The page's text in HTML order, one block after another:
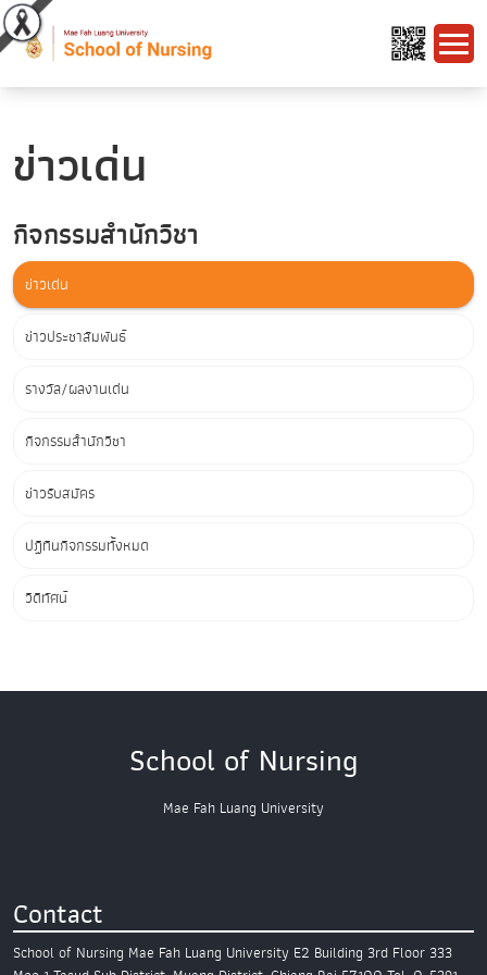
ข่าวเด่น
กิจกรรมสำนักวิชา
ข่าวเด่น
ข่าวประชาสัมพันธ์
รางวัล/ผลงานเด่น
กิจกรรมสำนักวิชา
ข่าวรับสมัคร
ปฏิทินกิจกรรมทั้งหมด
วิดีทัศน์
School of Nursing
Mae Fah Luang University
Contact
School of Nursing Mae Fah Luang University E2 Building 3rd Floor 333